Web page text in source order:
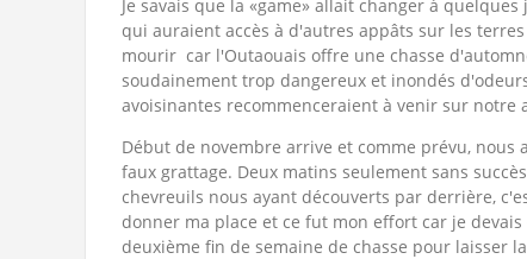
Je savais que la «game» allait changer à
qui auraient accès à d'autres appâts sur les
mourir car l'Outaouais offre une chasse
soudainement trop dangereux et inondés
avoisinantes recommenceraient à venir sur
Début de novembre arrive et comme prévu,
faux grattage. Deux matins seulement sans
chevreuils nous ayant découverts par derrière,
donner ma place et ce fut mon effort car je
deuxième fin de semaine de chasse pour